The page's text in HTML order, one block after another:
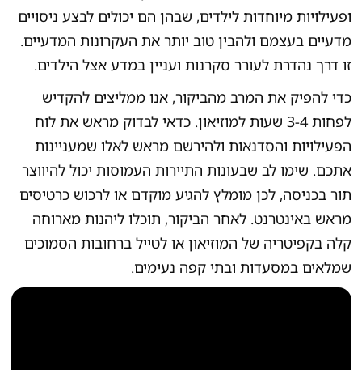
ופעילויות מיוחדות לילדים, שבהן הם יכולים לבצע ניסויים
מדעיים בעצמם ולהבין טוב יותר את העקרונות המדעיים.
זו דרך נהדרת לעורר סקרנות ועניין במדע אצל הילדים.
כדי להפיק את המרב מהביקור, אנו ממליצים להקדיש
לפחות 3-4 שעות למוזיאון. כדאי לבדוק מראש את לוח
הפעילויות והסדנאות ולהירשם מראש לאלו שמעניינות
אתכם. שימו לב שבעונות התיירות העמוסות יכול להיווצר
תור בכניסה, לכן מומלץ להגיע מוקדם או לרכוש כרטיסים
מראש באינטרנט. לאחר הביקור, תוכלו ליהנות מארוחה
קלה בקפיטריה של המוזיאון או לטייל ברחובות הסמוכים
שמלאים במסעדות ובתי קפה נעימים.